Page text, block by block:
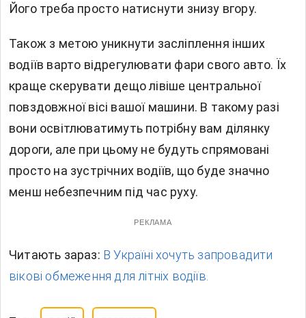
Його треба просто натиснути знизу вгору.
Також з метою уникнути засліплення інших
водіїв варто відрегулювати фари свого авто. Їх
краще скерувати дещо лівіше центральної
повздовжної вісі вашої машини. В такому разі
вони освітлюватимуть потрібну вам ділянку
дороги, але при цьому не будуть спрямовані
просто на зустрічних водіїв, що буде значно
менш небезпечним під час руху.
РЕКЛАМА
Читають зараз: В Україні хочуть запровадити
вікові обмеження для літніх водіїв.